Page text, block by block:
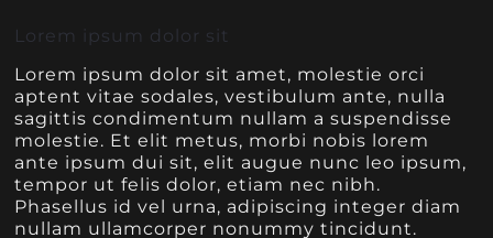
Lorem ipsum dolor sit
Lorem ipsum dolor sit amet, molestie orci
aptent vitae sodales, vestibulum ante, nulla
sagittis condimentum nullam a suspendisse
molestie. Et elit metus, morbi nobis lorem
ante ipsum dui sit, elit augue nunc leo ipsum,
tempor ut felis dolor, etiam nec nibh.
Phasellus id vel urna, adipiscing integer diam
nullam ullamcorper nonummy tincidunt.